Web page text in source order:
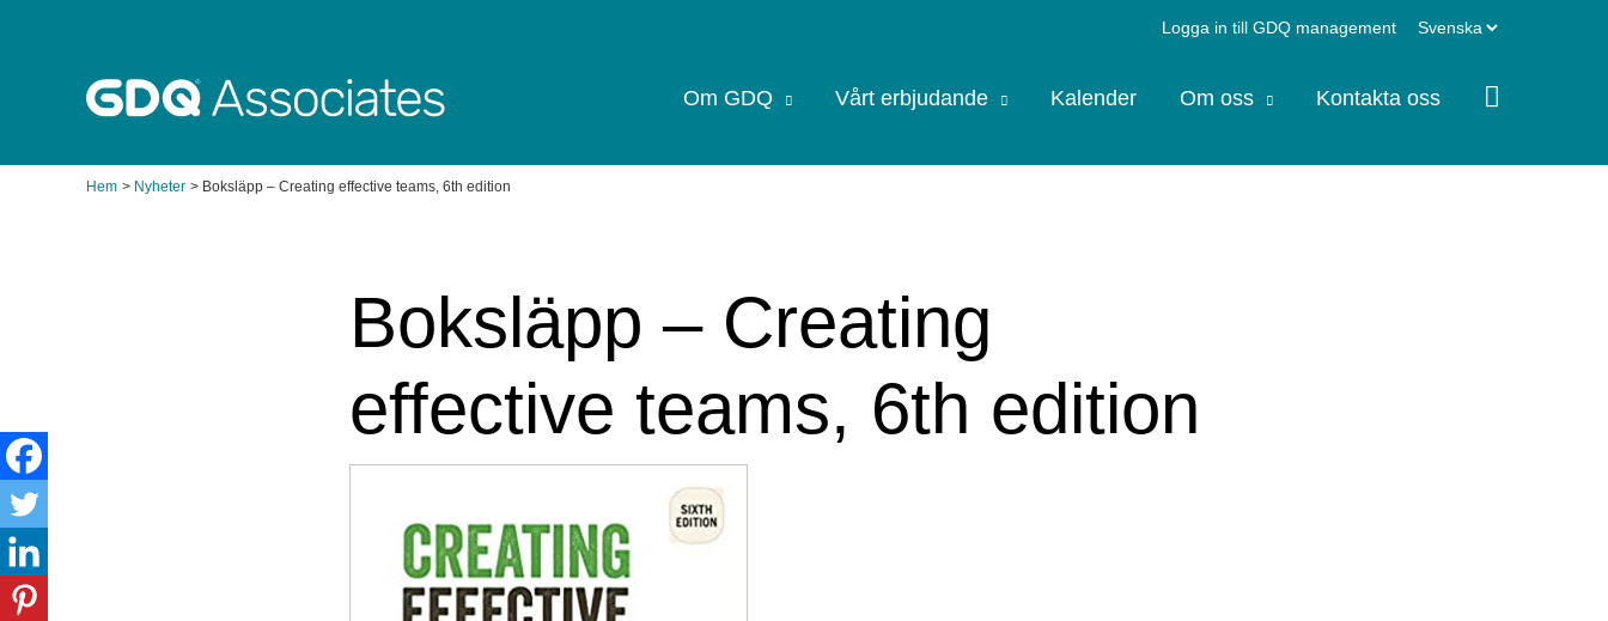
Logga in till GDQ management Välj
Om GDQ Vårt erbjudande Kalender Om oss Kontakta oss
Hem Nyheter Boksläpp – Creating effective teams, 6th edition
Boksläpp – Creating
effective teams, 6th edition